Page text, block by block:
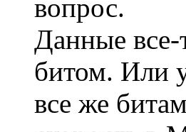
вопрос.
Данные все-
битом. Или
все же